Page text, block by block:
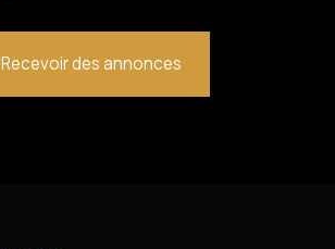
Recevoir des annonces